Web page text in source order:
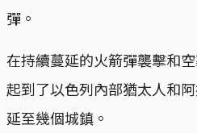
彈。
在持續蔓延的火箭彈襲擊和
起到了以色列內部猶太人和
延至幾個城鎮。